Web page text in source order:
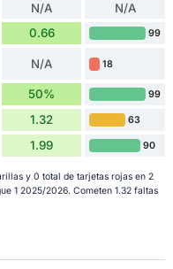
N/A N/A
0.66 99
N/A 18
50% 99
1.32 63
1.99 90
y 0 total de tarjetas rojas en 2
1 2025/2026. Cometen 1.32 faltas